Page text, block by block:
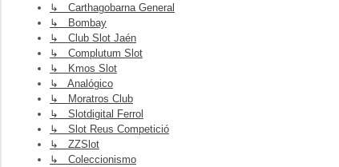
↳ Carthagobarna General
↳ Bombay
↳ Club Slot Jaén
↳ Complutum Slot
↳ Kmos Slot
↳ Analógico
↳ Moratros Club
↳ Slotdigital Ferrol
↳ Slot Reus Competició
↳ ZZSlot
↳ Coleccionismo